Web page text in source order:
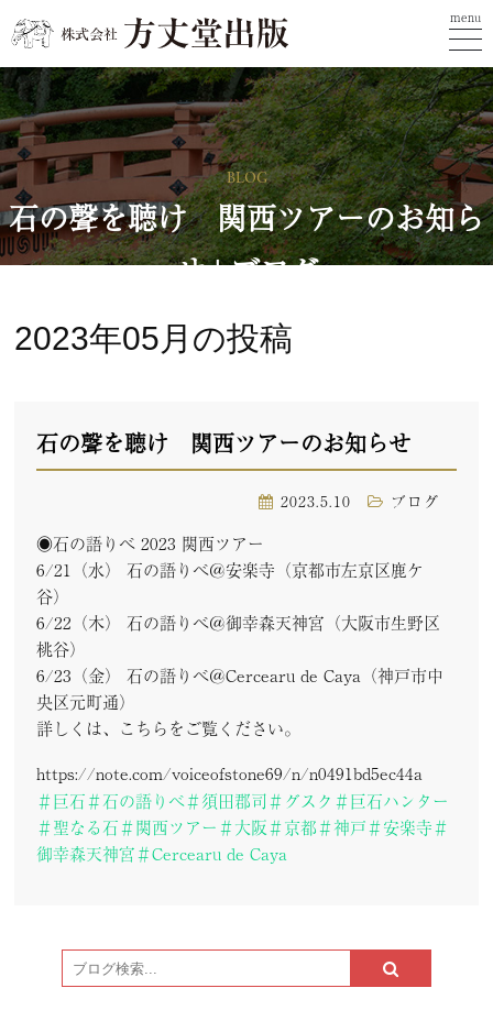
menu
BLOG
石の聲を聴け 関西ツアーのお知ら
せ | ブログ
2023年05月の投稿
石の聲を聴け 関西ツアーのお知らせ
2023.5.10 ブログ
◉石の語りべ 2023 関西ツアー
6/21（水） 石の語りべ＠安楽寺（京都市左京区鹿ケ
谷）
6/22（木） 石の語りべ＠御幸森天神宮（大阪市生野区
桃谷）
6/23（金） 石の語りべ＠Cercearu de Caya（神戸市中
央区元町通）
詳しくは、こちらをご覧ください。
https://note.com/voiceofstone69/n/n0491bd5ec44a
＃巨石＃石の語りべ＃須田郡司＃グスク＃巨石ハンター
＃聖なる石＃関西ツアー＃大阪＃京都＃神戸＃安楽寺＃
御幸森天神宮＃Cercearu de Caya